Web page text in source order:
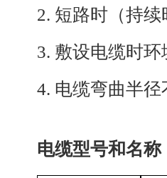
2. 短路时（持续
3. 敷设电缆时
4. 电缆弯曲半
电缆型号和名称